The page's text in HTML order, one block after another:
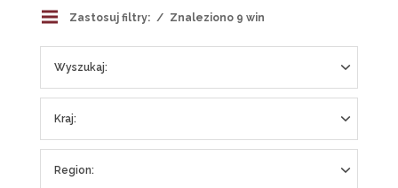
Zastosuj filtry: Znaleziono 9 win
Wyszukaj:
Kraj:
Region: